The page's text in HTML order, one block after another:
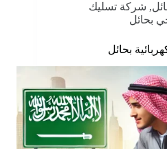
, شركة تسليك
بحائل
بحائل